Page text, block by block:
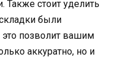
Также стоит уделить
были
позволит вашим
аккуратно, но и